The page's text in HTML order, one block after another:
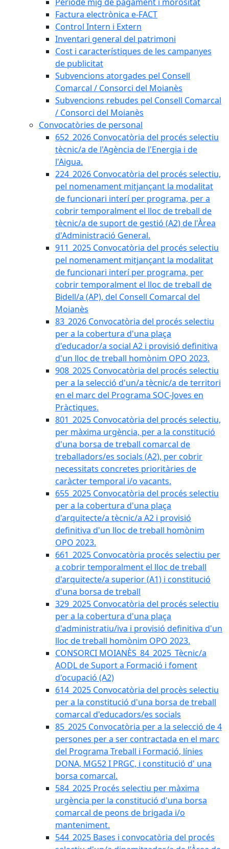
Factura electrònica e-FACT
Control Intern i Extern
Inventari general del patrimoni
Cost i característiques de les campanyes
de publicitat
Subvencions atorgades pel Consell
Comarcal / Consorci del Moianès
Subvencions rebudes pel Consell Comarcal
/ Consorci del Moianès
Convocatòries de personal
652_2026 Convocatòria del procés selectiu
tècnic/a de l'Agència de l'Energia i de
l'Aigua.
224_2026 Convocatòria del procés selectiu,
pel nomenament mitjançant la modalitat
de funcionari interí per programa, per a
cobrir temporalment el lloc de treball de
tècnic/a de suport de gestió (A2) de l'Àrea
d'Administració General.
911_2025 Convocatòria del procés selectiu
pel nomenament mitjançant la modalitat
de funcionari interí per programa, per
cobrir temporalment el lloc de treball de
Bidell/a (AP), del Consell Comarcal del
Moianès
83_2026 Convocatòria del procés selectiu
per a la cobertura d'una plaça
d'educador/a social A2 i provisió definitiva
d'un lloc de treball homònim OPO 2023.
908_2025 Convocatòria del procés selectiu
per a la selecció d'un/a tècnic/a de territori
en el marc del Programa SOC-Joves en
Pràctiques.
801_2025 Convocatòria del procés selectiu,
per màxima urgència, per a la constitució
d'una borsa de treball comarcal de
treballadors/es socials (A2), per cobrir
necessitats concretes prioritàries de
caràcter temporal i/o vacants.
655_2025 Convocatòria del procés selectiu
per a la cobertura d'una plaça
d'arquitecte/a tècnic/a A2 i provisió
definitiva d'un lloc de treball homònim
OPO 2023.
661_2025 Convocatòria procés selectiu per
a cobrir temporalment el lloc de treball
d'arquitecte/a superior (A1) i constitució
d'una borsa de treball
329_2025 Convocatòria del procés selectiu
per a la cobertura d'una plaça
d'administratiu/iva i provisió definitiva d'un
lloc de treball homònim OPO 2023.
CONSORCI MOIANÈS_84_2025_Tècnic/a
AODL de Suport a Formació i foment
d'ocupació (A2)
614_2025 Convocatòria del procès selectiu
per a la constitució d'una borsa de treball
comarcal d'educadors/es socials
85_2025 Convocatòria per a la selecció de 4
persones per a ser contractada en el marc
del Programa Treball i Formació, línies
DONA, MG52 I PRGC, i constitució d' una
borsa comarcal.
584_2025 Procés selectiu per màxima
urgència per la constitució d'una borsa
comarcal de peons de brigada i/o
manteniment.
544_2025 Bases i convocatòria del procés